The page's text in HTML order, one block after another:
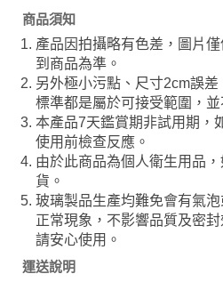
商品須知
產品因拍攝略有色差，圖片
到商品為準。
另外極小污點、尺寸2cm誤
標準都是屬於可接受範圍，並
本產品7天鑑賞期非試用期，
使用前檢查反應。
由於此商品為個人衛生用品
貨。
玻璃製品生產均難免會有氣
正常現象，不影響品質及密
請安心使用。
運送說明